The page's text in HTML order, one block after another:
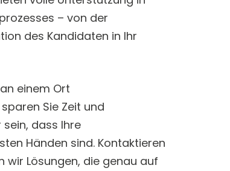
– von der
des Kandidaten in Ihr
einem Ort
Sie Zeit und
dass Ihre
Händen sind. Kontaktieren
wir Lösungen, die genau auf